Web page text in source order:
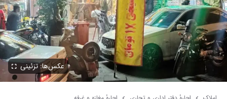
عکس‌ها: تزئینی